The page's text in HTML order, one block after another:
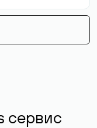
сервис